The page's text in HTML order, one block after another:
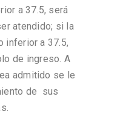
a 37.5, será
atendido; si la
inferior a 37.5,
de ingreso. A
admitido se le
de sus